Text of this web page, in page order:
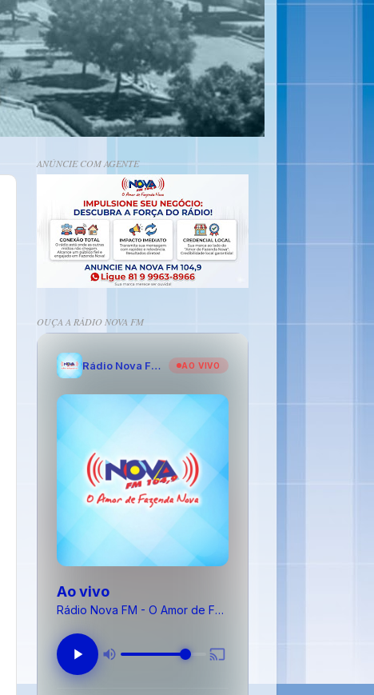
ANÚNCIE COM AGENTE
OUÇA A RÁDIO NOVA FM
Rádio Nova FM - O Amor de Fazenda Nova AO VIVO
Ao vivo
Rádio Nova FM - O Amor de Fazenda Nova